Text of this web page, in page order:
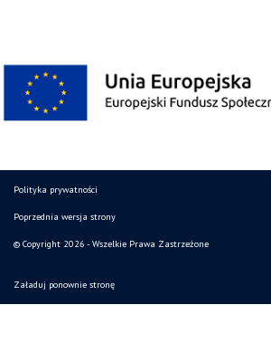
Polityka prywatności
Poprzednia wersja strony
© Copyright 2026 - Wszelkie Prawa Zastrzeżone
Załaduj ponownie stronę